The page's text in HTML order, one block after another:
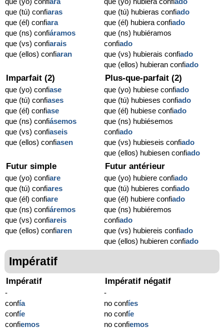
que (tú) confiaras
que (él) confiara
que (ns) confiáramos
que (vs) confiarais
que (ellos) confiaran
que (tú) hubieras confiado
que (él) hubiera confiado
que (ns) hubiéramos
confiado
que (vs) hubierais confiado
que (ellos) hubieran confiado
Imparfait (2)
que (yo) confiase
que (tú) confiases
que (él) confiase
que (ns) confiásemos
que (vs) confiaseis
que (ellos) confiasen
Plus-que-parfait (2)
que (yo) hubiese confiado
que (tú) hubieses confiado
que (él) hubiese confiado
que (ns) hubiésemos
confiado
que (vs) hubieseis confiado
que (ellos) hubiesen confiado
Futur simple
que (yo) confiare
que (tú) confiares
que (él) confiare
que (ns) confiáremos
que (vs) confiareis
que (ellos) confiaren
Futur antérieur
que (yo) hubiere confiado
que (tú) hubieres confiado
que (él) hubiere confiado
que (ns) hubiéremos
confiado
que (vs) hubiereis confiado
que (ellos) hubieren confiado
Impératif
Impératif
-
confía
confíe
confiemos
Impératif négatif
-
no confíes
no confíe
no confiemos